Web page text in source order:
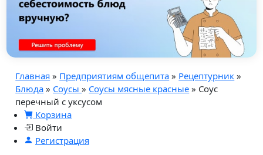
Главная » Предприятиям общепита » Рецептурник »
Блюда » Соусы» Соусы мясные красные » Соус
перечный с уксусом
Корзина
Войти
Регистрация